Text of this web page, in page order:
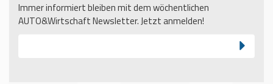
Immer informiert bleiben mit dem wöchentlichen
AUTO&Wirtschaft Newsletter. Jetzt anmelden!